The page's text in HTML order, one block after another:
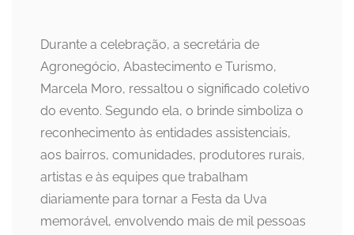
Durante a celebração, a secretária de
Agronegócio, Abastecimento e Turismo,
Marcela Moro, ressaltou o significado coletivo
do evento. Segundo ela, o brinde simboliza o
reconhecimento às entidades assistenciais,
aos bairros, comunidades, produtores rurais,
artistas e às equipes que trabalham
diariamente para tornar a Festa da Uva
memorável, envolvendo mais de mil pessoas